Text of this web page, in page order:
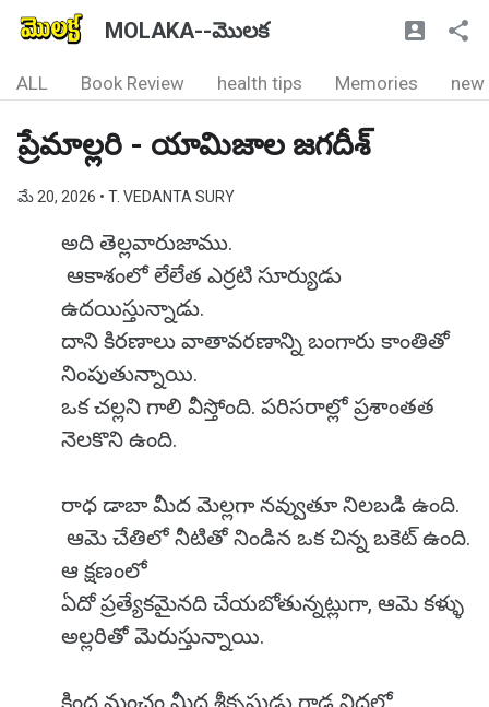
MOLAKA--మొలక
ALL Book Review health tips Memories new
ప్రేమాల్లరి - యామిజాల జగదీశ్
మే 20, 2026 • T. VEDANTA SURY
అది తెల్లవారుజాము.
ఆకాశంలో లేలేత ఎర్రటి సూర్యుడు
ఉదయిస్తున్నాడు.
దాని కిరణాలు వాతావరణాన్ని బంగారు కాంతితో
నింపుతున్నాయి.
ఒక చల్లని గాలి వీస్తోంది. పరిసరాల్లో ప్రశాంతత
నెలకొని ఉంది.
రాధ డాబా మీద మెల్లగా నవ్వుతూ నిలబడి ఉంది.
ఆమె చేతిలో నీటితో నిండిన ఒక చిన్న బకెట్ ఉంది.
ఆ క్షణంలో
ఏదో ప్రత్యేకమైనది చేయబోతున్నట్లుగా, ఆమె కళ్ళు
అల్లరితో మెరుస్తున్నాయి.
కింద మంచం మీద శ్రీకృష్ణుడు గాఢ నిద్రలో